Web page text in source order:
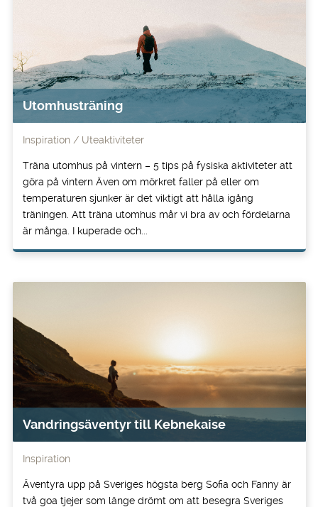
Utomhusträning
Inspiration Uteaktiviteter
Träna utomhus på vintern – 5 tips på fysiska aktiviteter att
göra på vintern Även om mörkret faller på eller om
temperaturen sjunker är det viktigt att hålla igång
träningen. Att träna utomhus mår vi bra av och fördelarna
är många. I kuperade och...
Vandringsäventyr till Kebnekaise
Inspiration
Äventyra upp på Sveriges högsta berg Sofia och Fanny är
två goa tjejer som länge drömt om att besegra Sveriges